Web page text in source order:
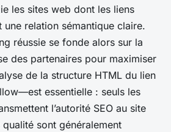
les sites web dont les liens
une relation sémantique claire.
réussie se fonde alors sur la
des partenaires pour maximiser
de la structure HTML du lien
essentielle : seuls les
l’autorité SEO au site
sont généralement